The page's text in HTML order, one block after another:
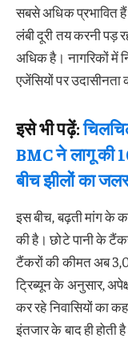
सबसे अधिक प्रभावित
लंबी दूरी तय करनी पड़
अधिक है। नागरिकों में
एजेंसियों पर उदासीनता
इसे भी पढ़ें:
BMC ने लागू की
बीच झीलों का
इस बीच, बढ़ती मांग के
की है। छोटे पानी के
टैंकरों की कीमत अब
ट्रिब्यून के अनुसार,
कर रहे निवासियों का
इंतजार के बाद ही होती